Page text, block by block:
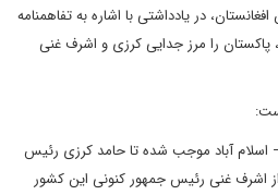
در یادداشتی با اشاره به تفاهمنامه
پاکستان را مرز جدایی کرزی و اشرف غنی
– اسلام آباد موجب شده تا حامد کرزی رئیس
از اشرف غنی رئیس جمهور کنونی این کشور